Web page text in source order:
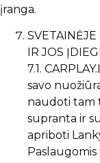
įranga.
IR JOS
7.1.
savo
naudoti tam
supranta ir
apriboti
Paslaugomis